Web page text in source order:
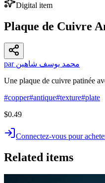
Digital item
Plaque de Cuivre
par محمد يوسف شاهين
Une plaque de cuivre patinée
#copper#antique#texture#plate
$0.49
Connectez-vous pour
Related items